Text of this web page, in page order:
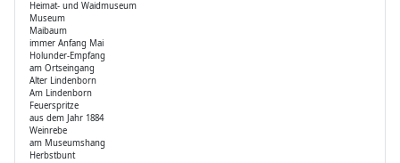
Heimat- und Waidmuseum
Museum
Maibaum
immer Anfang Mai
Holunder-Empfang
am Ortseingang
Alter Lindenborn
Am Lindenborn
Feuerspritze
aus dem Jahr 1884
Weinrebe
am Museumshang
Herbstbunt